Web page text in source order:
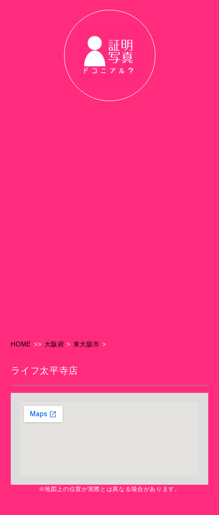
HOME >> 大阪府 > 東大阪市 >
ライフ太平寺店
※地図上の位置が実際とは異なる場合があります。